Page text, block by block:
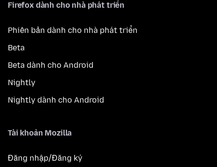
Firefox dành cho nhà phát triển
Phiên bản dành cho nhà phát triển
Beta
Beta dành cho Android
Nightly
Nightly dành cho Android
Tài khoản Mozilla
Đăng nhập/Đăng ký